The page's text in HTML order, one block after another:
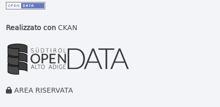
Realizzato conCKAN
AREA RISERVATA